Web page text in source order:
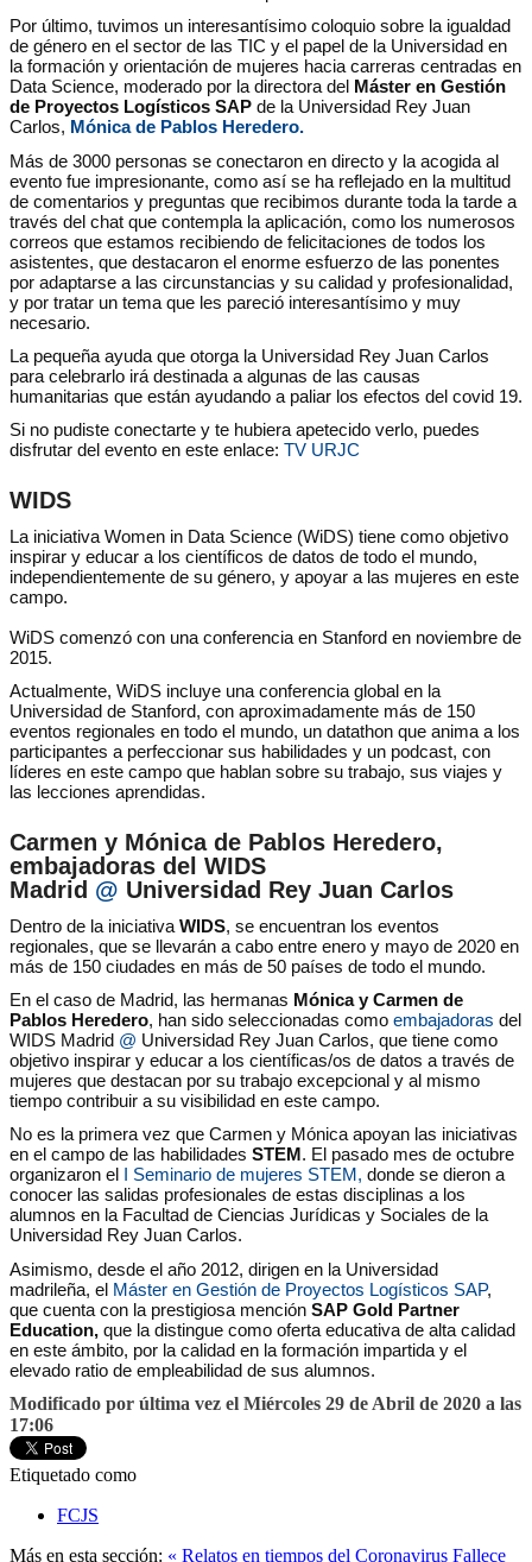
Por último, tuvimos un interesantísimo coloquio sobre la igualdad
de género en el sector de las TIC y el papel de la Universidad en
la formación y orientación de mujeres hacia carreras centradas en
Data Science, moderado por la directora del Máster en Gestión
de Proyectos Logísticos SAP de la Universidad Rey Juan
Carlos, Mónica de Pablos Heredero.
Más de 3000 personas se conectaron en directo y la acogida al
evento fue impresionante, como así se ha reflejado en la multitud
de comentarios y preguntas que recibimos durante toda la tarde a
través del chat que contempla la aplicación, como los numerosos
correos que estamos recibiendo de felicitaciones de todos los
asistentes, que destacaron el enorme esfuerzo de las ponentes
por adaptarse a las circunstancias y su calidad y profesionalidad,
y por tratar un tema que les pareció interesantísimo y muy
necesario.
La pequeña ayuda que otorga la Universidad Rey Juan Carlos
para celebrarlo irá destinada a algunas de las causas
humanitarias que están ayudando a paliar los efectos del covid 19.
Si no pudiste conectarte y te hubiera apetecido verlo, puedes
disfrutar del evento en este enlace: TV URJC
WIDS
La iniciativa Women in Data Science (WiDS) tiene como objetivo
inspirar y educar a los científicos de datos de todo el mundo,
independientemente de su género, y apoyar a las mujeres en este
campo.
WiDS comenzó con una conferencia en Stanford en noviembre de
2015.
Actualmente, WiDS incluye una conferencia global en la
Universidad de Stanford, con aproximadamente más de 150
eventos regionales en todo el mundo, un datathon que anima a los
participantes a perfeccionar sus habilidades y un podcast, con
líderes en este campo que hablan sobre su trabajo, sus viajes y
las lecciones aprendidas.
Carmen y Mónica de Pablos Heredero,
embajadoras del WIDS
Madrid @ Universidad Rey Juan Carlos
Dentro de la iniciativa WIDS, se encuentran los eventos
regionales, que se llevarán a cabo entre enero y mayo de 2020 en
más de 150 ciudades en más de 50 países de todo el mundo.
En el caso de Madrid, las hermanas Mónica y Carmen de
Pablos Heredero, han sido seleccionadas como embajadoras del
WIDS Madrid @ Universidad Rey Juan Carlos, que tiene como
objetivo inspirar y educar a los científicas/os de datos a través de
mujeres que destacan por su trabajo excepcional y al mismo
tiempo contribuir a su visibilidad en este campo.
No es la primera vez que Carmen y Mónica apoyan las iniciativas
en el campo de las habilidades STEM. El pasado mes de octubre
organizaron el I Seminario de mujeres STEM, donde se dieron a
conocer las salidas profesionales de estas disciplinas a los
alumnos en la Facultad de Ciencias Jurídicas y Sociales de la
Universidad Rey Juan Carlos.
Asimismo, desde el año 2012, dirigen en la Universidad
madrileña, el Máster en Gestión de Proyectos Logísticos SAP,
que cuenta con la prestigiosa mención SAP Gold Partner
Education, que la distingue como oferta educativa de alta calidad
en este ámbito, por la calidad en la formación impartida y el
elevado ratio de empleabilidad de sus alumnos.
Modificado por última vez el Miércoles 29 de Abril de 2020 a las
17:06
Etiquetado como
FCJS
Más en esta sección: « Relatos en tiempos del Coronavirus Fallece